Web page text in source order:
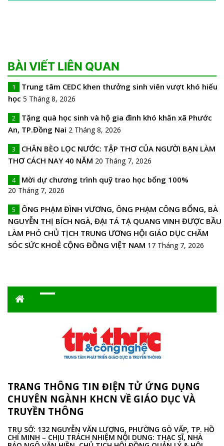
BÀI VIẾT LIÊN QUAN
1
Trung tâm CEDC khen thưởng sinh viên vượt khó hiếu
học 5 Tháng 8, 2026
2
Tặng quà học sinh và hộ gia đình khó khăn xã Phước
An, TP.Đồng Nai 2 Tháng 8, 2026
3
CHÂN BÈO LỌC NƯỚC: TẬP THƠ CỦA NGƯỜI BẠN LÀM
THƠ CÁCH NAY 40 NĂM 20 Tháng 7, 2026
4 Mời dự chương trình quỹ trao học bổng 100%
20 Tháng 7, 2026
5
ÔNG PHẠM ĐÌNH VƯƠNG, ÔNG PHẠM CÔNG BỔNG, BÀ
NGUYỄN THỊ BÍCH NGÀ, ĐẠI TÁ TẠ QUANG VINH ĐƯỢC BẦU
LÀM PHÓ CHỦ TỊCH TRUNG ƯƠNG HỘI GIÁO DỤC CHĂM
SÓC SỨC KHOẺ CỘNG ĐỒNG VIỆT NAM 17 Tháng 7, 2026
TRANG THÔNG TIN ĐIỆN TỬ ỨNG DỤNG
CHUYÊN NGÀNH KHCN VỀ GIÁO DỤC VÀ
TRUYỀN THÔNG
TRỤ SỞ: 132 NGUYỄN VĂN LƯỢNG, PHƯỜNG GÒ VẤP, TP. HỒ
CHÍ MINH – CHỊU TRÁCH NHIỆM NỘI DUNG: THẠC SĨ, NHÀ